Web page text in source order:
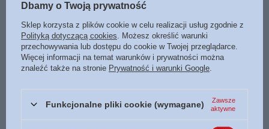
39,99 zł
240,00 zł
Najniższa cena z 30 dni przed
obniżką:240,00 zł
Dbamy o Twoją prywatność
Sklep korzysta z plików cookie w celu realizacji usług zgodnie z
Polityką dotyczącą cookies . Możesz określić warunki
przechowywania lub dostępu do cookie w Twojej przeglądarce.
Więcej informacji na temat warunków i prywatności można
znaleźć także na stronie Prywatność i warunki Google
Funkcjonalne pliki cookie (wymagane)
Zawsze
aktywne